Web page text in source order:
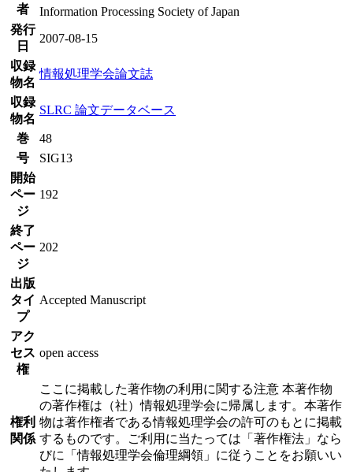
者
Information Processing Society of Japan
発行
日
2007-08-15
収録
物名
情報処理学会論文誌
収録
物名
SLRC 論文データベース
巻
48
号
SIG13
開始
ペー
ジ
192
終了
ペー
ジ
202
出版
タイ
プ
Accepted Manuscript
アク
セス
権
open access
権利
関係
ここに掲載した著作物の利用に関する注意 本著作物
の著作権は（社）情報処理学会に帰属します。本著作
物は著作権者である情報処理学会の許可のもとに掲載
するものです。ご利用に当たっては「著作権法」なら
びに「情報処理学会倫理綱領」に従うことをお願いい